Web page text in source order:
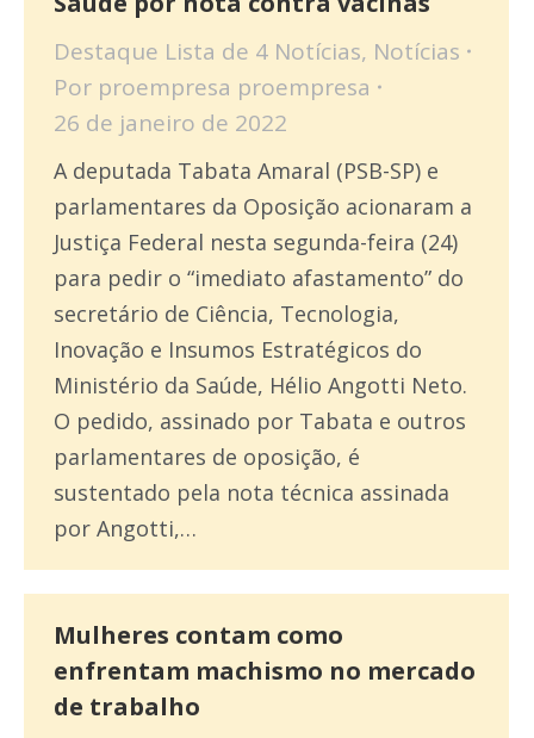
Destaque Lista de 4 Notícias, Notícias
Por proempresa proempresa
26 de janeiro de 2022
A deputada Tabata Amaral (PSB-SP) e
parlamentares da Oposição acionaram a
Justiça Federal nesta segunda-feira (24)
para pedir o “imediato afastamento” do
secretário de Ciência, Tecnologia,
Inovação e Insumos Estratégicos do
Ministério da Saúde, Hélio Angotti Neto.
O pedido, assinado por Tabata e outros
parlamentares de oposição, é
sustentado pela nota técnica assinada
por Angotti,…
Mulheres contam como
enfrentam machismo no mercado
de trabalho